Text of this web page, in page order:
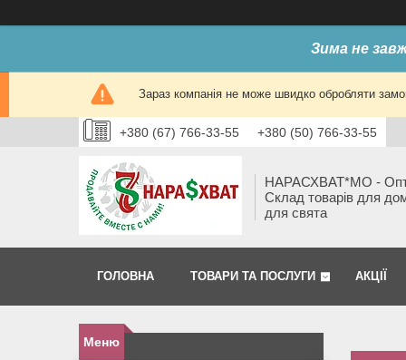
Зима не
Зараз компанія не може швидко обробляти
+380 (67) 766-33-55 +380 (50) 766-33-55
НАРАСХВАТ*МО -
Склад товарів для
для свята
ГОЛОВНА ТОВАРИ ТА ПОСЛУГИ АКЦІЇ